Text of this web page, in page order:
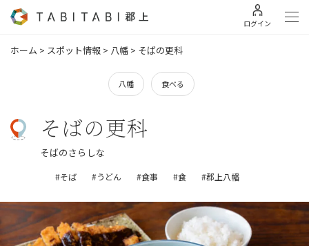
ログイン
ホーム > スポット情報 > 八幡 > そばの更科
八幡 食べる
そばの更科
そばのさらしな
#そば #うどん #食事 #食 #郡上八幡